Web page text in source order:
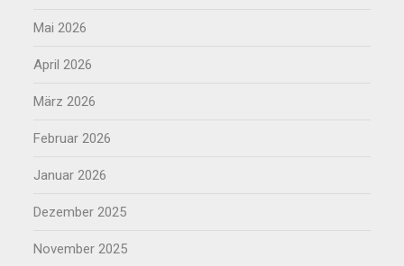
Mai 2026
April 2026
März 2026
Februar 2026
Januar 2026
Dezember 2025
November 2025